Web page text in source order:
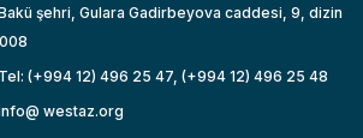
şehri, Gulara Gadirbeyova caddesi, 9, dizin
Tel: (+994 12) 496 25 47, (+994 12) 496 25 48
westaz.org